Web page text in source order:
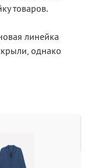
товаров.
линейка
однако